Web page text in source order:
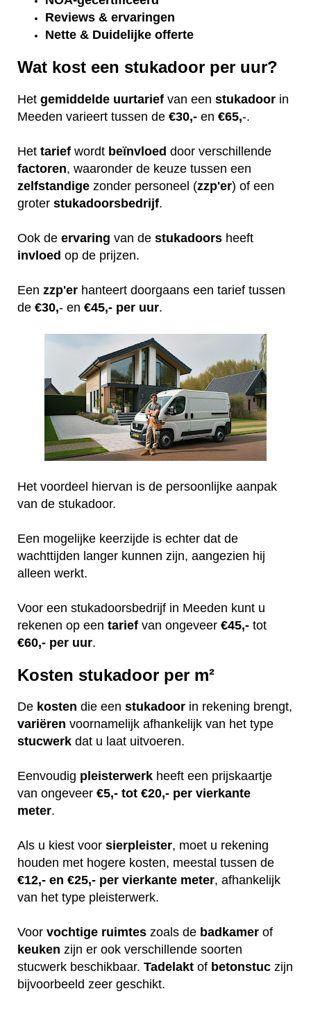
Reviews & ervaringen
Nette & Duidelijke offerte
Wat kost een stukadoor per uur?
Het gemiddelde uurtarief van een stukadoor in
Meeden varieert tussen de €30,- en €65,-.
Het tarief wordt beïnvloed door verschillende
factoren, waaronder de keuze tussen een
zelfstandige zonder personeel (zzp'er) of een
groter stukadoorsbedrijf.
Ook de ervaring van de stukadoors heeft
invloed op de prijzen.
Een zzp'er hanteert doorgaans een tarief tussen
de €30,- en €45,- per uur.
Het voordeel hiervan is de persoonlijke aanpak
van de stukadoor.
Een mogelijke keerzijde is echter dat de
wachttijden langer kunnen zijn, aangezien hij
alleen werkt.
Voor een stukadoorsbedrijf in Meeden kunt u
rekenen op een tarief van ongeveer €45,- tot
€60,- per uur.
Kosten stukadoor per m²
De kosten die een stukadoor in rekening brengt,
variëren voornamelijk afhankelijk van het type
stucwerk dat u laat uitvoeren.
Eenvoudig pleisterwerk heeft een prijskaartje
van ongeveer €5,- tot €20,- per vierkante
meter.
Als u kiest voor sierpleister, moet u rekening
houden met hogere kosten, meestal tussen de
€12,- en €25,- per vierkante meter, afhankelijk
van het type pleisterwerk.
Voor vochtige ruimtes zoals de badkamer of
keuken zijn er ook verschillende soorten
stucwerk beschikbaar. Tadelakt of betonstuc zijn
bijvoorbeeld zeer geschikt.